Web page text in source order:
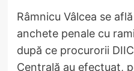
Râmnicu Vâlcea se
anchete penale cu
după ce procurorii
Centrală au efectuat,